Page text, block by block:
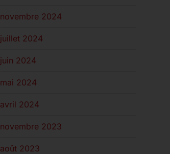
novembre 2024
juillet 2024
juin 2024
mai 2024
avril 2024
novembre 2023
août 2023